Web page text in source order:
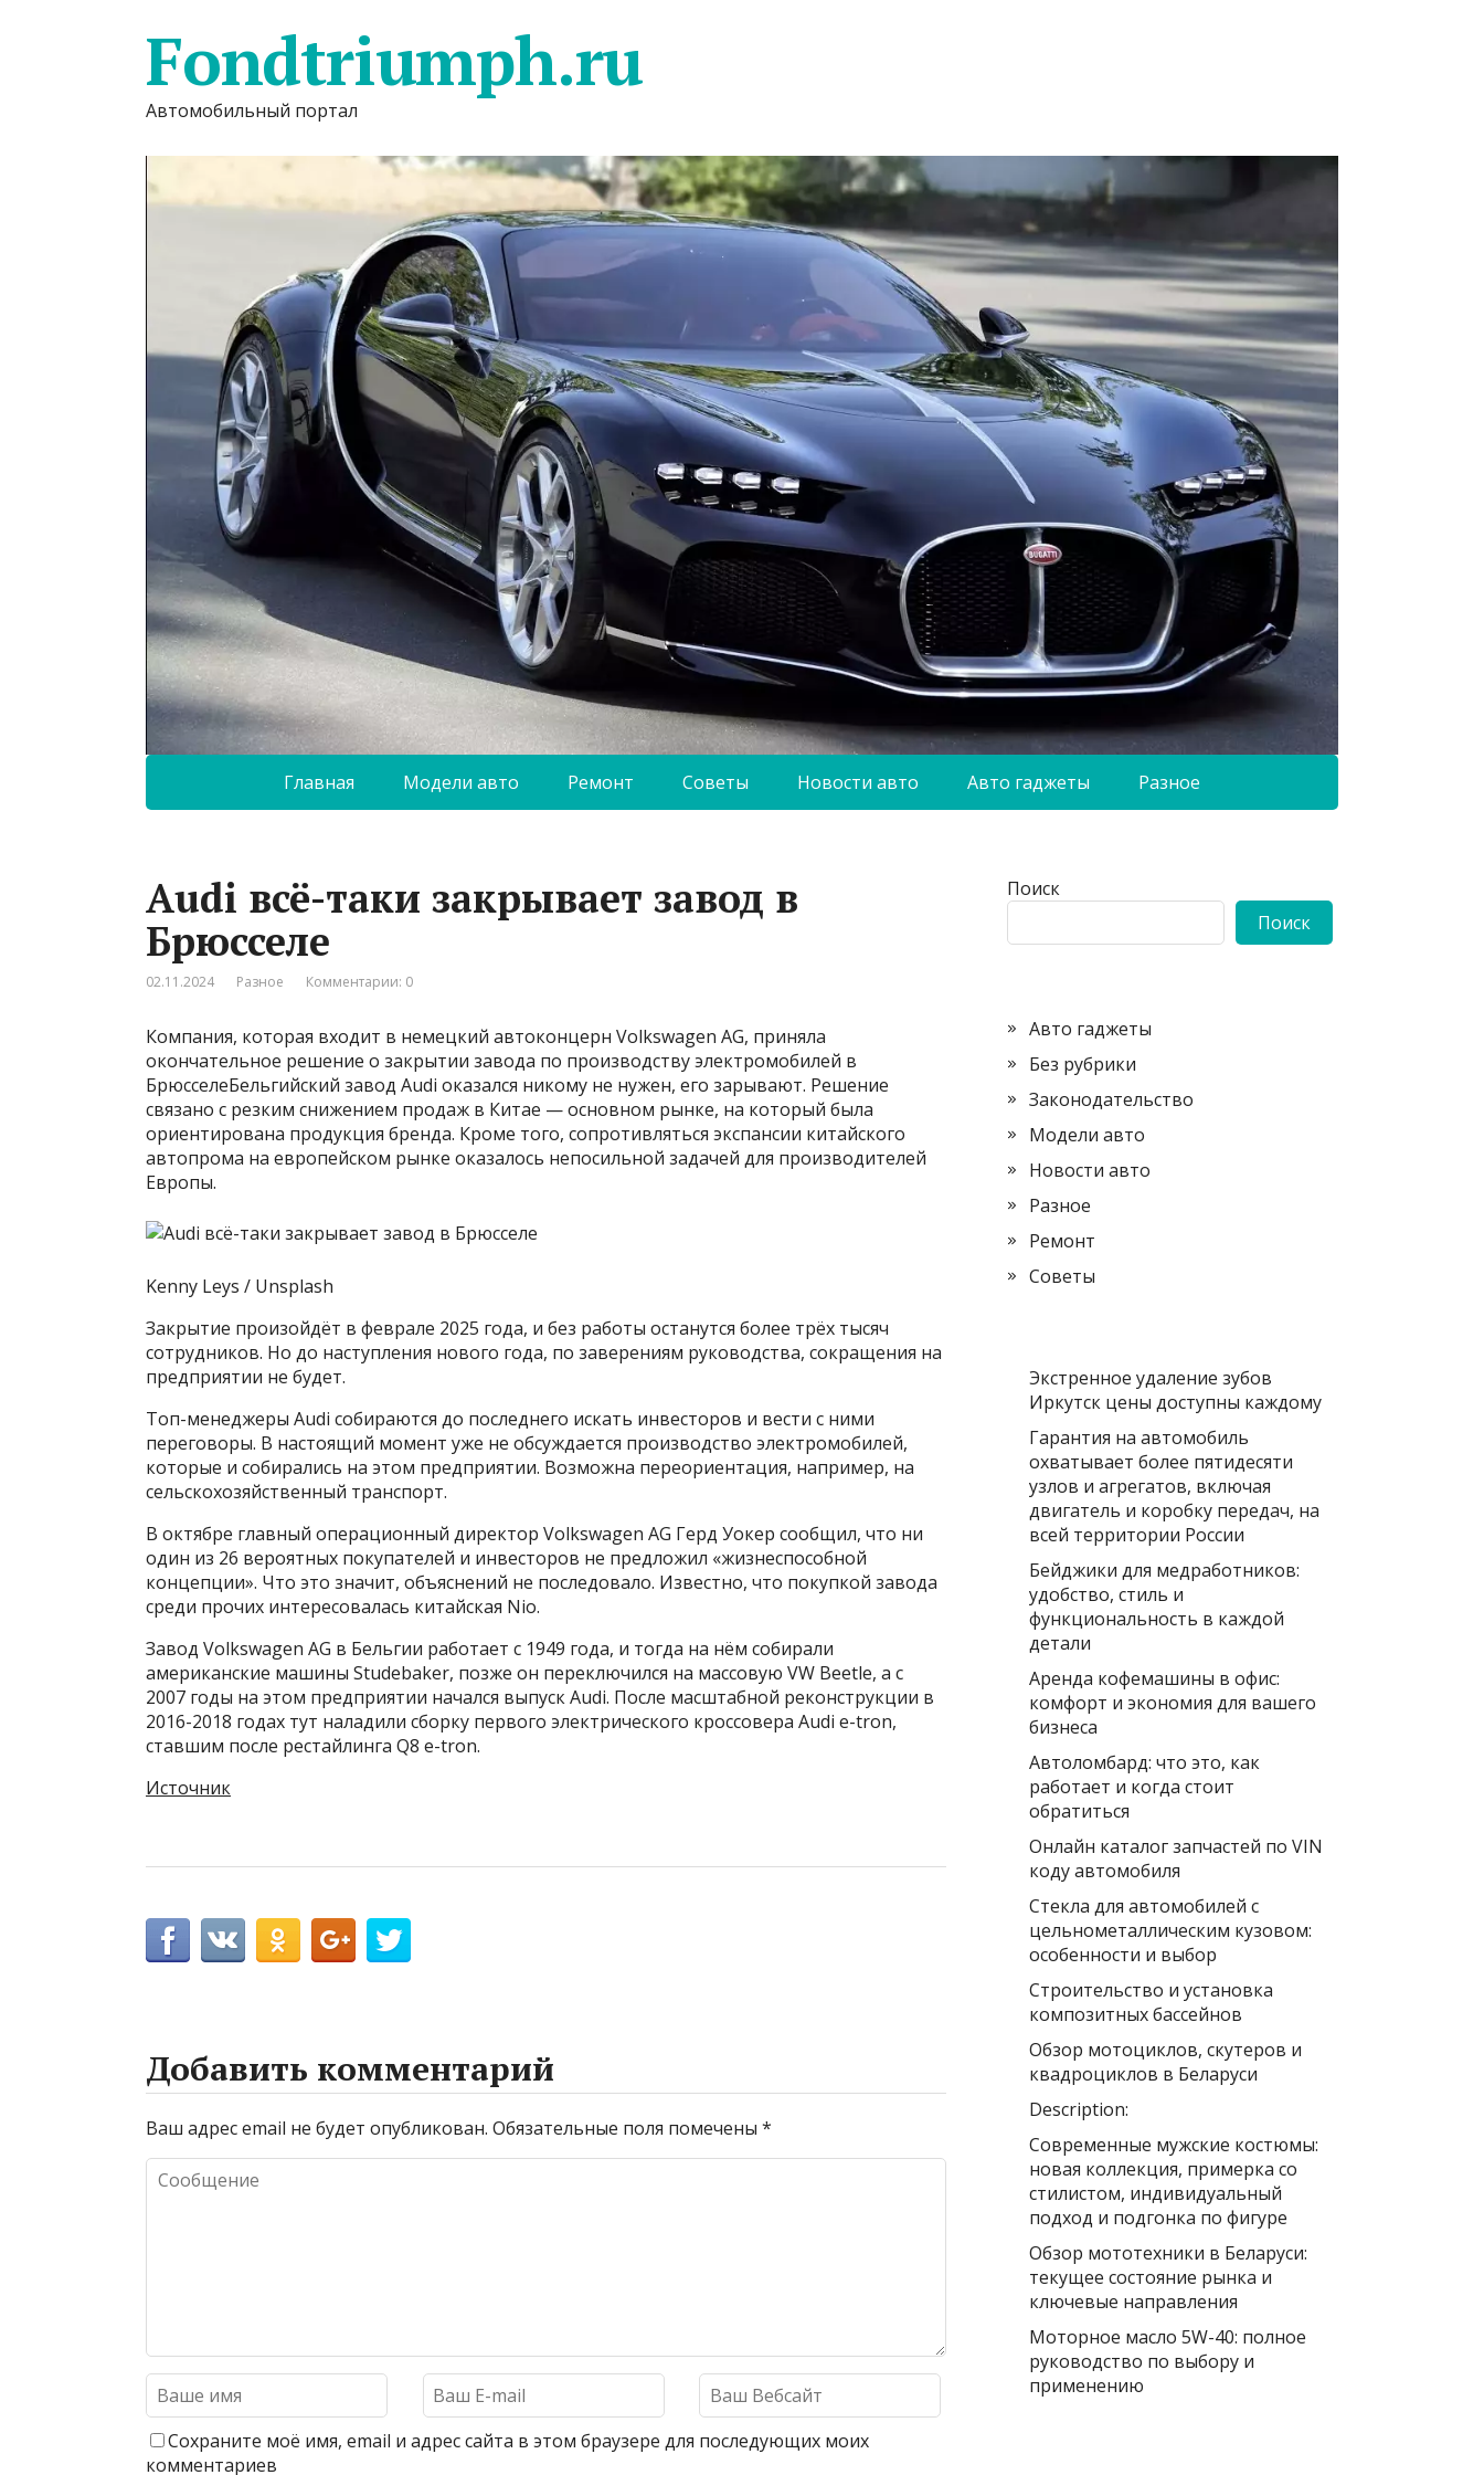
Fondtriumph.ru
Автомобильный портал
Главная Модели авто Ремонт Советы Новости авто Авто гаджеты Разное
Audi всё-таки закрывает завод в
Брюсселе
02.11.2024 Разное Комментарии: 0
Компания, которая входит в немецкий автоконцерн Volkswagen AG, приняла
окончательное решение о закрытии завода по производству электромобилей в
БрюсселеБельгийский завод Audi оказался никому не нужен, его зарывают. Решение
связано с резким снижением продаж в Китае — основном рынке, на который была
ориентирована продукция бренда. Кроме того, сопротивляться экспансии китайского
автопрома на европейском рынке оказалось непосильной задачей для производителей
Европы.
Kenny Leys / Unsplash
Закрытие произойдёт в феврале 2025 года, и без работы останутся более трёх тысяч
сотрудников. Но до наступления нового года, по заверениям руководства, сокращения на
предприятии не будет.
Топ-менеджеры Audi собираются до последнего искать инвесторов и вести с ними
переговоры. В настоящий момент уже не обсуждается производство электромобилей,
которые и собирались на этом предприятии. Возможна переориентация, например, на
сельскохозяйственный транспорт.
В октябре главный операционный директор Volkswagen AG Герд Уокер сообщил, что ни
один из 26 вероятных покупателей и инвесторов не предложил «жизнеспособной
концепции». Что это значит, объяснений не последовало. Известно, что покупкой завода
среди прочих интересовалась китайская Nio.
Завод Volkswagen AG в Бельгии работает с 1949 года, и тогда на нём собирали
американские машины Studebaker, позже он переключился на массовую VW Beetle, а с
2007 годы на этом предприятии начался выпуск Audi. После масштабной реконструкции в
2016-2018 годах тут наладили сборку первого электрического кроссовера Audi e-tron,
ставшим после рестайлинга Q8 e-tron.
Источник
Добавить комментарий
Ваш адрес email не будет опубликован. Обязательные поля помечены *
Сохраните моё имя, email и адрес сайта в этом браузере для последующих моих
комментариев
Поиск
Поиск
Авто гаджеты
Без рубрики
Законодательство
Модели авто
Новости авто
Разное
Ремонт
Советы
Экстренное удаление зубов
Иркутск цены доступны каждому
Гарантия на автомобиль
охватывает более пятидесяти
узлов и агрегатов, включая
двигатель и коробку передач, на
всей территории России
Бейджики для медработников:
удобство, стиль и
функциональность в каждой
детали
Аренда кофемашины в офис:
комфорт и экономия для вашего
бизнеса
Автоломбард: что это, как
работает и когда стоит
обратиться
Онлайн каталог запчастей по VIN
коду автомобиля
Стекла для автомобилей с
цельнометаллическим кузовом:
особенности и выбор
Строительство и установка
композитных бассейнов
Обзор мотоциклов, скутеров и
квадроциклов в Беларуси
Description:
Современные мужские костюмы:
новая коллекция, примерка со
стилистом, индивидуальный
подход и подгонка по фигуре
Обзор мототехники в Беларуси:
текущее состояние рынка и
ключевые направления
Моторное масло 5W-40: полное
руководство по выбору и
применению